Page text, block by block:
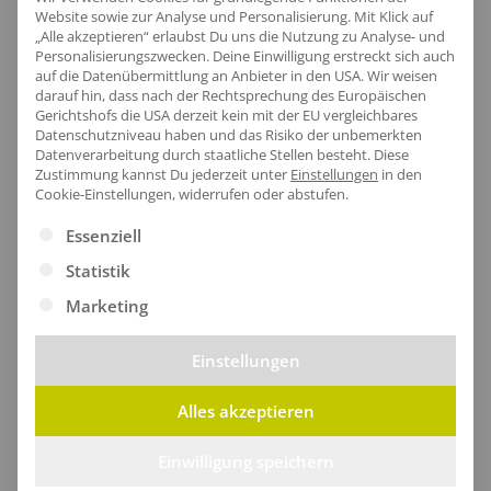
Stilvoller Verschluss
Der praktische Eigenmaterial-Gurt mit
Website sowie zur Analyse und Personalisierung. Mit Klick auf
„Alle akzeptieren“ erlaubst Du uns die Nutzung zu Analyse- und
Personalisierungszwecken. Deine Einwilligung erstreckt sich auch
auf die Datenübermittlung an Anbieter in den USA. Wir weisen
darauf hin, dass nach der Rechtsprechung des Europäischen
Gerichtshofs die USA derzeit kein mit der EU vergleichbares
Datenschutzniveau haben und das Risiko der unbemerkten
Datenverarbeitung durch staatliche Stellen besteht. Diese
Zustimmung kannst Du jederzeit unter Einstellungen in den
Cookie-Einstellungen, widerrufen oder abstufen.
Es folgt eine Liste der Service-Gruppen, für die eine
Essenziell
Statistik
Marketing
Einstellungen
Alles akzeptieren